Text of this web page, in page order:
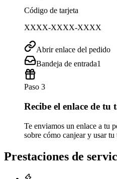
Código de tarjeta
XXXX-XXXX-XXXX
Abrir enlace del pedido
Bandeja de entrada1
Paso 3
Recibe el enlace de tu
Te enviamos un enlace a tu
sobre cómo canjear y usar tu
Prestaciones de